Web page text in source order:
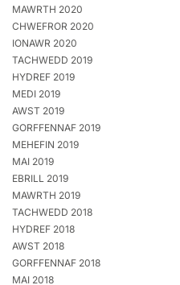
MAWRTH 2020
CHWEFROR 2020
IONAWR 2020
TACHWEDD 2019
HYDREF 2019
MEDI 2019
AWST 2019
GORFFENNAF 2019
MEHEFIN 2019
MAI 2019
EBRILL 2019
MAWRTH 2019
TACHWEDD 2018
HYDREF 2018
AWST 2018
GORFFENNAF 2018
MAI 2018